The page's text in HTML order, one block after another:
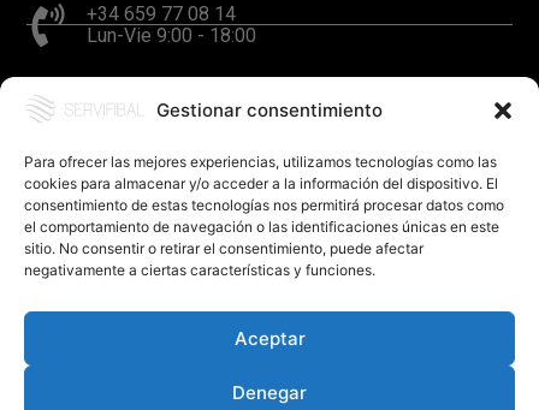
Gestionar consentimiento
Para ofrecer las mejores experiencias, utilizamos tecnologías como las
cookies para almacenar y/o acceder a la información del dispositivo. El
consentimiento de estas tecnologías nos permitirá procesar datos como
el comportamiento de navegación o las identificaciones únicas en este
sitio. No consentir o retirar el consentimiento, puede afectar
negativamente a ciertas características y funciones.
Aceptar
Denegar
+34 659 77 08 14
Lun-Vie 9:00 - 18:00
hola@servifibal.cat
©SERVIFIBAL S.L. – DiseñoFerBcn